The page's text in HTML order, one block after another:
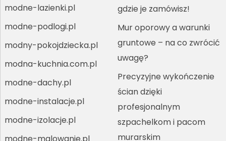
modne-lazienki.pl
modne-podlogi.pl
modny-pokojdziecka.pl
modna-kuchnia.com.pl
modne-dachy.pl
modne-instalacje.pl
modne-izolacje.pl
gdzie je zamówisz!
Mur oporowy a warunki
gruntowe – na co zwrócić
uwagę?
Precyzyjne wykończenie
ścian dzięki
profesjonalnym
szpachelkom i pacom
murarskim